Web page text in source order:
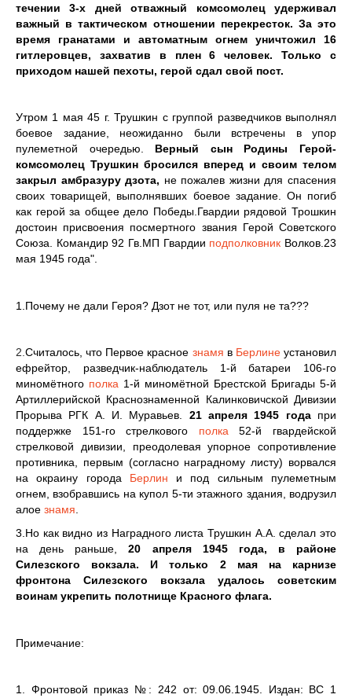
течении 3-х дней отважный комсомолец удерживал
важный в тактическом отношении перекресток. За это
время гранатами и автоматным огнем уничтожил 16
гитлеровцев, захватив в плен 6 человек. Только с
приходом нашей пехоты, герой сдал свой пост.
Утром 1 мая 45 г. Трушкин с группой разведчиков выполнял
боевое задание, неожиданно были встречены в упор
пулеметной очередью. Верный сын Родины Герой-
комсомолец Трушкин бросился вперед и своим телом
закрыл амбразуру дзота, не пожалев жизни для спасения
своих товарищей, выполнявших боевое задание. Он погиб
как герой за общее дело Победы.Гвардии рядовой Трошкин
достоин присвоения посмертного звания Герой Советского
Союза. Командир 92 Гв.МП Гвардии подполковник Волков.23
мая 1945 года".
1.Почему не дали Героя? Дзот не тот, или пуля не та???
2.Считалось, что Первое красное знамя в Берлинеустановил
ефрейтор, разведчик-наблюдатель 1-й батареи 106-го
миномётного полка 1-й миномётной Брестской Бригады 5-й
Артиллерийской Краснознаменной Калинковичской Дивизии
Прорыва РГК А. И. Муравьев. 21 апреля 1945 годапри
поддержке 151-го стрелкового полка52-й гвардейской
стрелковой дивизии, преодолевая упорное сопротивление
противника, первым (согласно наградному листу) ворвался
на окраину города Берлин и под сильным пулеметным
огнем, взобравшись на купол 5-ти этажного здания, водрузил
алое знамя.
3.Но как видно из Наградного листа Трушкин А.А. сделал это
на день раньше,20 апреля 1945 года, в районе
Силезского вокзала. И только 2 мая на карнизе
фронтона Силезского вокзала удалось советским
воинам укрепить полотнище Красного флага.
Примечание:
1. Фронтовой приказ №: 242 от: 09.06.1945. Издан: ВС 1